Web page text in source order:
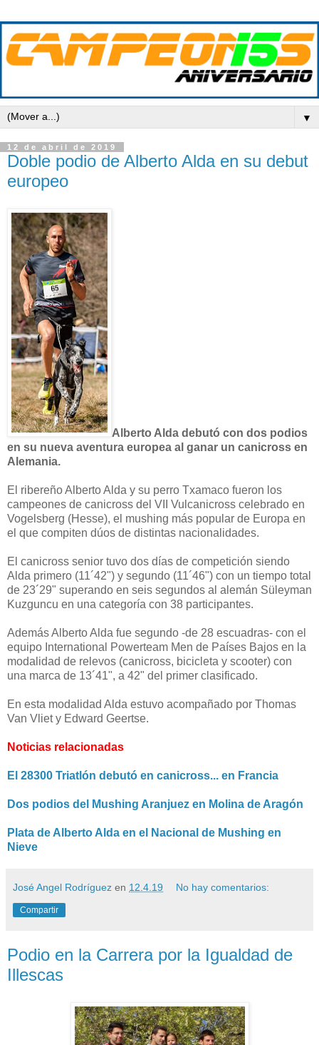
▼
12 de abril de 2019
Doble podio de Alberto Alda en su debut
europeo
Alberto Alda debutó con dos podios
en su nueva aventura europea al ganar un canicross en
Alemania.
El ribereño Alberto Alda y su perro Txamaco fueron los
campeones de canicross del VII Vulcanicross celebrado en
Vogelsberg (Hesse), el mushing más popular de Europa en
el que compiten dúos de distintas nacionalidades.
El canicross senior tuvo dos días de competición siendo
Alda primero (11´42") y segundo (11´46") con un tiempo total
de 23´29" superando en seis segundos al alemán Süleyman
Kuzguncu en una categoría con 38 participantes.
Además Alberto Alda fue segundo -de 28 escuadras- con el
equipo International Powerteam Men de Países Bajos en la
modalidad de relevos (canicross, bicicleta y scooter) con
una marca de 13´41", a 42" del primer clasificado.
En esta modalidad Alda estuvo acompañado por Thomas
Van Vliet y Edward Geertse.
Noticias relacionadas
El 28300 Triatlón debutó en canicross... en Francia
Dos podios del Mushing Aranjuez en Molina de Aragón
Plata de Alberto Alda en el Nacional de Mushing en
Nieve
José Angel Rodríguez en 12.4.19 No hay comentarios:
Compartir
Podio en la Carrera por la Igualdad de
Illescas